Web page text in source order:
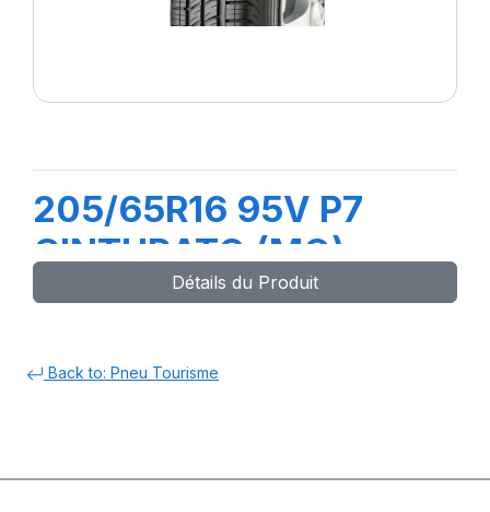
205/65R16 95V P7
CINTURATO (MO)
Détails du Produit
Back to: Pneu Tourisme